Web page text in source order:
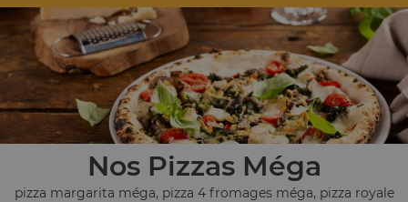
Nos Pizzas Méga
pizza margarita méga, pizza 4 fromages méga, pizza royale